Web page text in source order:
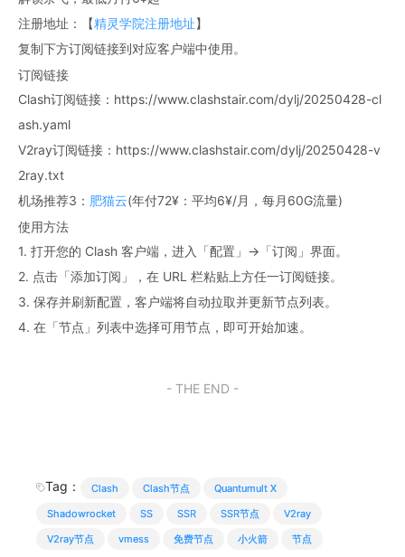
注册地址：【精灵学院注册地址】
复制下方订阅链接到对应客户端中使用。
订阅链接
Clash订阅链接：https://www.clashstair.com/dylj/20250428-cl
ash.yaml
V2ray订阅链接：https://www.clashstair.com/dylj/20250428-v
2ray.txt
机场推荐3： 肥猫云(年付72¥：平均6¥/月，每月60G流量)
使用方法
1. 打开您的 Clash 客户端，进入「配置」→「订阅」界面。
2. 点击「添加订阅」，在 URL 栏粘贴上方任一订阅链接。
3. 保存并刷新配置，客户端将自动拉取并更新节点列表。
4. 在「节点」列表中选择可用节点，即可开始加速。
- THE END -
Tag： Clash Clash节点
Quantumult X
Shadowrocket
SS SSR SSR节点
V2ray
V2ray节点
vmess 免费节点 小火箭 节点